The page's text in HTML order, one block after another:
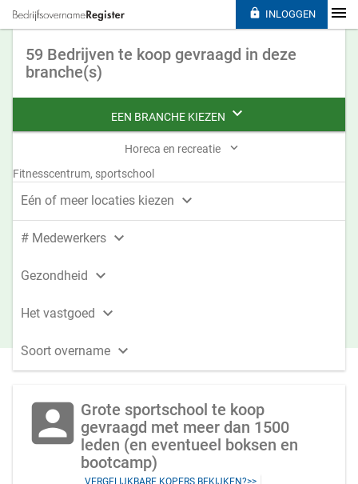
59 Bedrijven te koop gevraagd in deze
branche(s)
EEN BRANCHE KIEZEN 
Horeca en recreatie 
Fitnesscentrum, sportschool
Eén of meer locaties kiezen 
# Medewerkers 
Gezondheid 
Het vastgoed 
Soort overname 
account_box Grote sportschool te koop
gevraagd met meer dan 1500
leden (en eventueel boksen en
bootcamp)
 INLOGGEN